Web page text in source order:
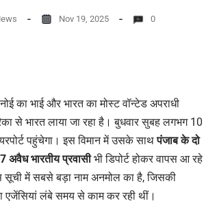
Nov 19, 2025 0
का भाई और भारत का मोस्ट वॉन्टेड अपराधी
से भारत लाया जा रहा है। बुधवार सुबह लगभग 10
पहुंचेगा। इस विमान में उसके साथपंजाब के दो
अवैध भारतीय प्रवासीभी डिपोर्ट होकर वापस आ रहे
में सबसे बड़ा नाम अनमोल का है, जिसकी
एजेंसियां लंबे समय से काम कर रही थीं।